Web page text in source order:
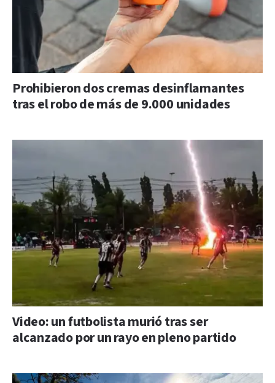
Prohibieron dos cremas desinflamantes
tras el robo de más de 9.000 unidades
Video: un futbolista murió tras ser
alcanzado por un rayo en pleno partido